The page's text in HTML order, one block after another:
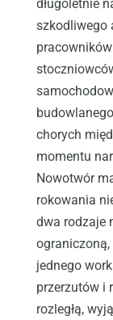
długoletnie
szkodliwego
chorych
momentu
Nowotwór
rokowania
dwa rodzaje
jednego
przerzutów i
rozległą,